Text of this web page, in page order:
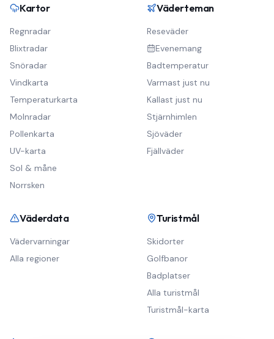
Kartor
Regnradar
Blixtradar
Snöradar
Vindkarta
Temperaturkarta
Molnradar
Pollenkarta
UV-karta
Sol & måne
Norrsken
Väderteman
Reseväder
Evenemang
Badtemperatur
Varmast just nu
Kallast just nu
Stjärnhimlen
Sjöväder
Fjällväder
Väderdata
Vädervarningar
Alla regioner
Turistmål
Skidorter
Golfbanor
Badplatser
Alla turistmål
Turistmål-karta